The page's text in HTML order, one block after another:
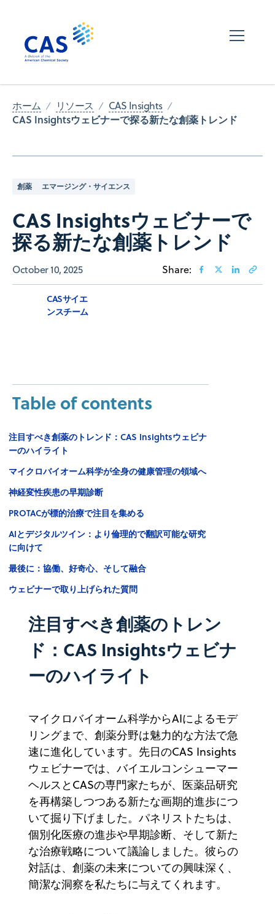
ホーム リソース CAS Insights
CAS Insightsウェビナーで探る新たな創薬トレンド
創薬 エマージング・サイエンス
CAS Insightsウェビナーで
探る新たな創薬トレンド
October 10, 2025 Share:
CASサイエ
ンスチーム
Table of contents
注目すべき創薬のトレンド：CAS Insightsウェビナ
ーのハイライト
マイクロバイオーム科学が全身の健康管理の領域へ
神経変性疾患の早期診断
PROTACが標的治療で注目を集める
AIとデジタルツイン：より倫理的で翻訳可能な研究
に向けて
最後に：協働、好奇心、そして融合
ウェビナーで取り上げられた質問
注目すべき創薬のトレン
ド：CAS Insightsウェビナ
ーのハイライト
マイクロバイオーム科学からAIによるモデ
リングまで、創薬分野は魅力的な方法で急
速に進化しています。先日のCAS Insights
ウェビナーでは、バイエルコンシューマー
ヘルスとCASの専門家たちが、医薬品研究
を再構築しつつある新たな画期的進歩につ
いて掘り下げました。パネリストたちは、
個別化医療の進歩や早期診断、そして新た
な治療戦略について議論しました。彼らの
対話は、創薬の未来についての興味深く、
簡潔な洞察を私たちに与えてくれます。